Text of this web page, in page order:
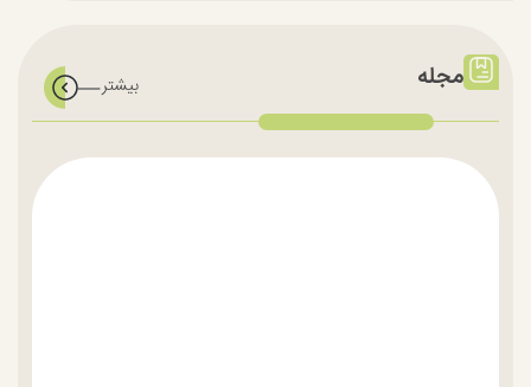
مجله